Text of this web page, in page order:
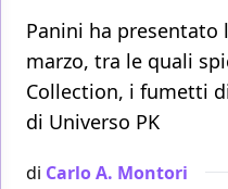
Panini ha presentato
marzo, tra le quali
Collection, i fumetti
di Universo PK
di Carlo A. Montori